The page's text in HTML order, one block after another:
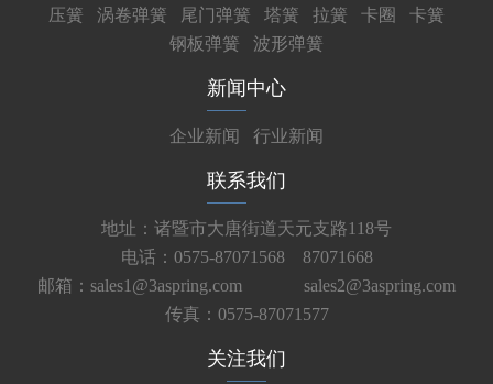
压簧
涡卷弹簧 尾门弹簧 塔簧 拉簧 卡圈
卡簧
钢板弹簧
波形弹簧
新闻中心
企业新闻 行业新闻
联系我们
地址：诸暨市大唐街道天元支路118号
电话：0575-87071568 87071668
邮箱：sales1@3aspring.com
sales2@3aspring.com
传真：0575-87071577
关注我们